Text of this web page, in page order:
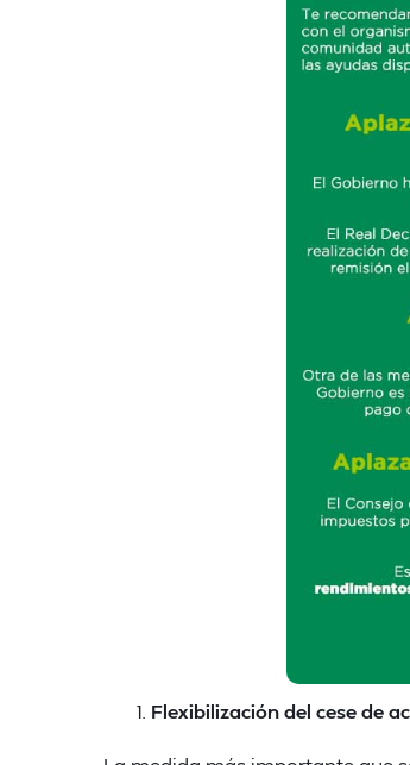
Flexibilización del cese de